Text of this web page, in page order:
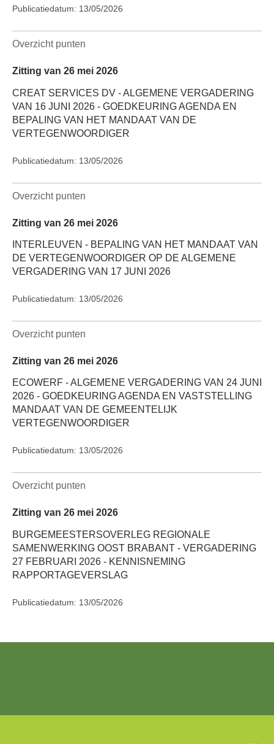
Publicatiedatum: 13/05/2026
Overzicht punten
Zitting van 26 mei 2026
CREAT SERVICES DV - ALGEMENE VERGADERING
VAN 16 JUNI 2026 - GOEDKEURING AGENDA EN
BEPALING VAN HET MANDAAT VAN DE
VERTEGENWOORDIGER
Publicatiedatum: 13/05/2026
Overzicht punten
Zitting van 26 mei 2026
INTERLEUVEN - BEPALING VAN HET MANDAAT VAN
DE VERTEGENWOORDIGER OP DE ALGEMENE
VERGADERING VAN 17 JUNI 2026
Publicatiedatum: 13/05/2026
Overzicht punten
Zitting van 26 mei 2026
ECOWERF - ALGEMENE VERGADERING VAN 24 JUNI
2026 - GOEDKEURING AGENDA EN VASTSTELLING
MANDAAT VAN DE GEMEENTELIJK
VERTEGENWOORDIGER
Publicatiedatum: 13/05/2026
Overzicht punten
Zitting van 26 mei 2026
BURGEMEESTERSOVERLEG REGIONALE
SAMENWERKING OOST BRABANT - VERGADERING
27 FEBRUARI 2026 - KENNISNEMING
RAPPORTAGEVERSLAG
Publicatiedatum: 13/05/2026